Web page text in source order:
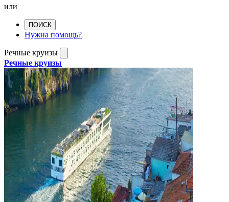
или
ПОИСК
Нужна помощь?
Речные круизы
Речные круизы